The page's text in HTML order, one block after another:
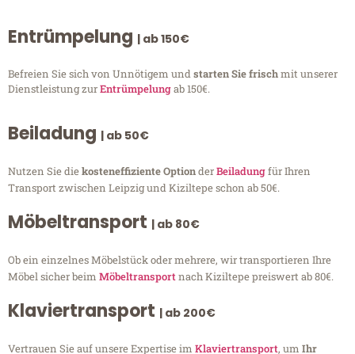
Entrümpelung | ab 150€
Befreien Sie sich von Unnötigem undstarten Sie frischmit unserer
Dienstleistung zurEntrümpelungab 150€.
Beiladung | ab 50€
Nutzen Sie diekosteneffiziente OptionderBeiladungfür Ihren
Transport zwischen Leipzig und Kiziltepe schon ab 50€.
Möbeltransport | ab 80€
Ob ein einzelnes Möbelstück oder mehrere, wir transportieren Ihre
Möbel sicher beim Möbeltransportnach Kiziltepe preiswert ab 80€.
Klaviertransport | ab 200€
Vertrauen Sie auf unsere Expertise im Klaviertransport, um Ihr